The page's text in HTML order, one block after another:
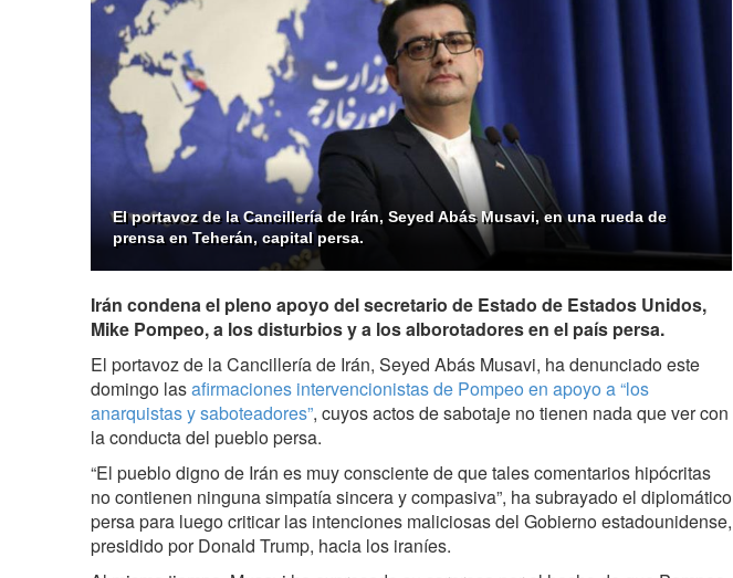
El portavoz de la Cancillería de Irán, Seyed Abás Musavi, en una rueda de
prensa en Teherán, capital persa.
Irán condena el pleno apoyo del secretario de Estado de Estados Unidos,
Mike Pompeo, a los disturbios y a los alborotadores en el país persa.
El portavoz de la Cancillería de Irán, Seyed Abás Musavi, ha denunciado este
domingo lasafirmaciones intervencionistas de Pompeo en apoyo a “los
anarquistas y saboteadores”, cuyos actos de sabotaje no tienen nada que ver con
la conducta del pueblo persa.
“El pueblo digno de Irán es muy consciente de que tales comentarios hipócritas
no contienen ninguna simpatía sincera y compasiva”, ha subrayado el diplomático
persa para luego criticar las intenciones maliciosas del Gobierno estadounidense,
presidido por Donald Trump, hacia los iraníes.